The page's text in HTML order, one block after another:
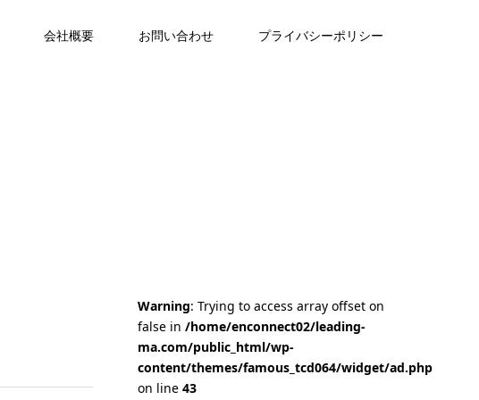
会社概要 お問い合わせ プライバシーポリシー
Warning: Trying to access array offset on
false in /home/enconnect02/leading-
ma.com/public_html/wp-
content/themes/famous_tcd064/widget/ad.php
on line 43